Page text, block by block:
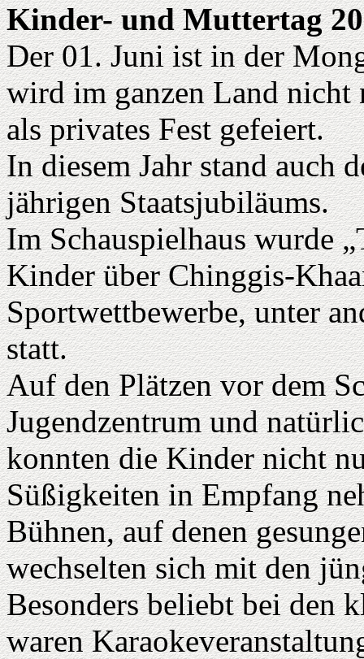
Kinder- und Muttertag
Der 01. Juni ist in der
wird im ganzen Land nicht
als privates Fest gefeiert.
In diesem Jahr stand auch
jährigen Staatsjubiläums.
Im Schauspielhaus wurde
Kinder über Chinggis-
Sportwettbewerbe, unter
statt.
Auf den Plätzen vor dem
Jugendzentrum und
konnten die Kinder nicht
Süßigkeiten in Empfang
Bühnen, auf denen
wechselten sich mit den
Besonders beliebt bei den
waren